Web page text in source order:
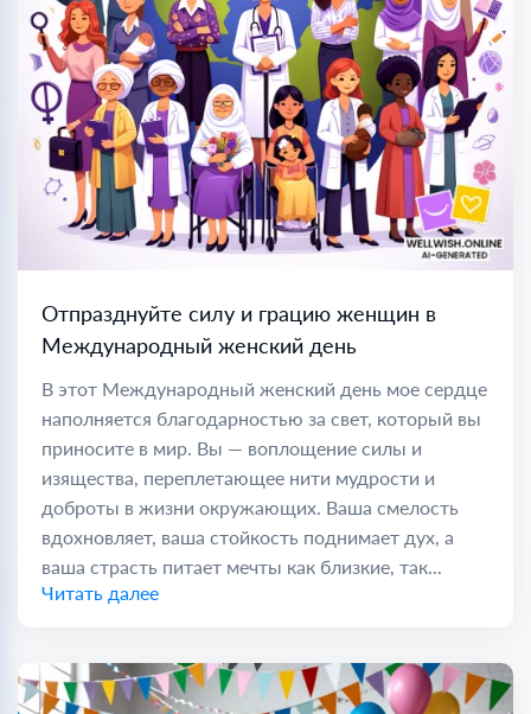
Отпразднуйте силу и грацию женщин в
Международный женский день
В этот Международный женский день мое сердце
наполняется благодарностью за свет, который вы
приносите в мир. Вы — воплощение силы и
изящества, переплетающее нити мудрости и
доброты в жизни окружающих. Ваша смелость
вдохновляет, ваша стойкость поднимает дух, а
ваша страсть питает мечты как близкие, так...
Читать далее